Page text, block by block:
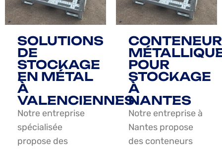
SOLUTIONS
DE
STOCKAGE
EN MÉTAL
À
VALENCIENNES
Notre entreprise
spécialisée
propose des
POUR
STOCKAGE
À
NANTES
Notre entreprise à
Nantes propose
des conteneurs